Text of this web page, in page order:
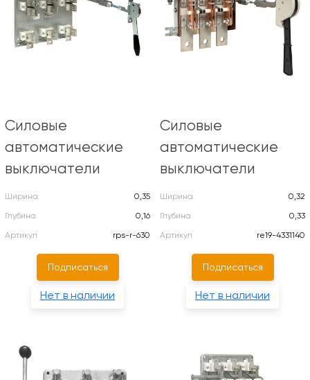
Силовые
автоматические
выключатели
Ширина
0,35
Глубина
0,16
Артикул
rps-r-630
Подписаться
Нет в наличии
Силовые
автоматические
выключатели
Ширина
0,32
Глубина
0,33
Артикул
re19-4331140
Подписаться
Нет в наличии